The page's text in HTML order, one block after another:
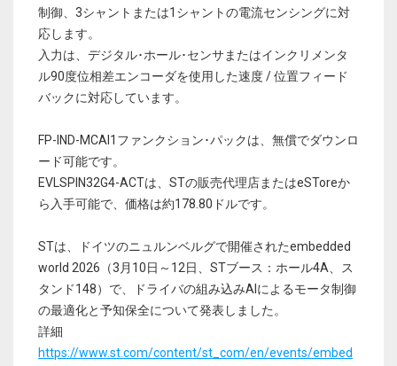
制御、3シャントまたは1シャントの電流センシングに対
応します。
入力は、デジタル･ホール･センサまたはインクリメンタ
ル90度位相差エンコーダを使用した速度 / 位置フィード
バックに対応しています。
FP-IND-MCAI1ファンクション･パックは、無償でダウンロ
ード可能です。
EVLSPIN32G4-ACTは、STの販売代理店またはeSToreか
ら入手可能で、価格は約178.80ドルです。
STは、ドイツのニュルンベルグで開催されたembedded
world 2026（3月10日～12日、STブース：ホール4A、ス
タンド148）で、ドライバの組み込みAIによるモータ制御
の最適化と予知保全について発表しました。
詳細
https://www.st.com/content/st_com/en/events/embed